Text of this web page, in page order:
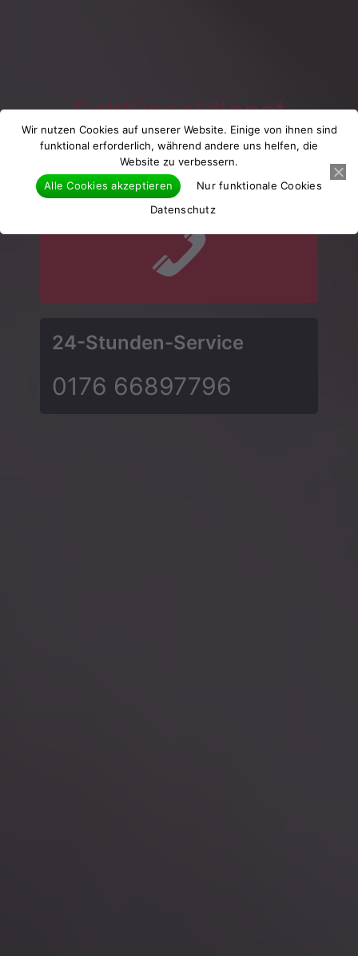
Schlüsseldienst
Ludwigsburg
24-Stunden-Service
0176 66897796
Wir nutzen Cookies auf unserer Website. Einige von ihnen sind
funktional erforderlich, während andere uns helfen, die
Website zu verbessern.
Alle Cookies akzeptieren
Nur funktionale Cookies
Datenschutz